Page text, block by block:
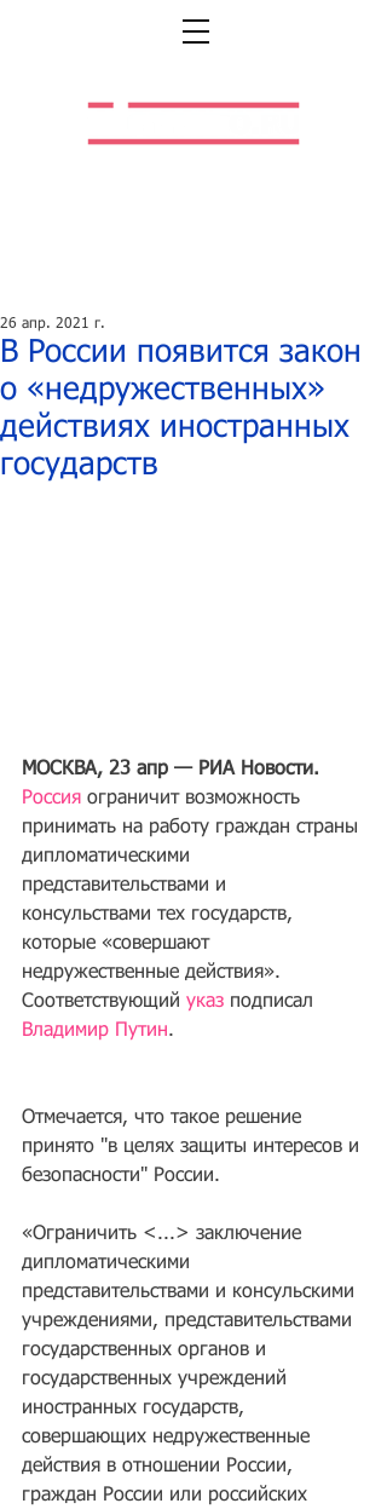
В России появится закон
о «недружественных»
действиях иностранных
государств
26 апр. 2021 г.
МОСКВА, 23 апр — РИА Новости.
Россия ограничит возможность
принимать на работу граждан страны
дипломатическими
представительствами и
консульствами тех государств,
которые «совершают
недружественные действия».
Соответствующий указ подписал
Владимир Путин.
Отмечается, что такое решение
принято "в целях защиты интересов и
безопасности" России.
«Ограничить <...> заключение
дипломатическими
представительствами и консульскими
учреждениями, представительствами
государственных органов и
государственных учреждений
иностранных государств,
совершающих недружественные
действия в отношении России,
граждан России или российских